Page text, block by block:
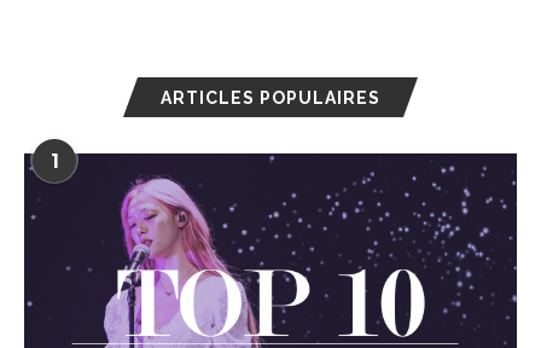
ARTICLES POPULAIRES
1